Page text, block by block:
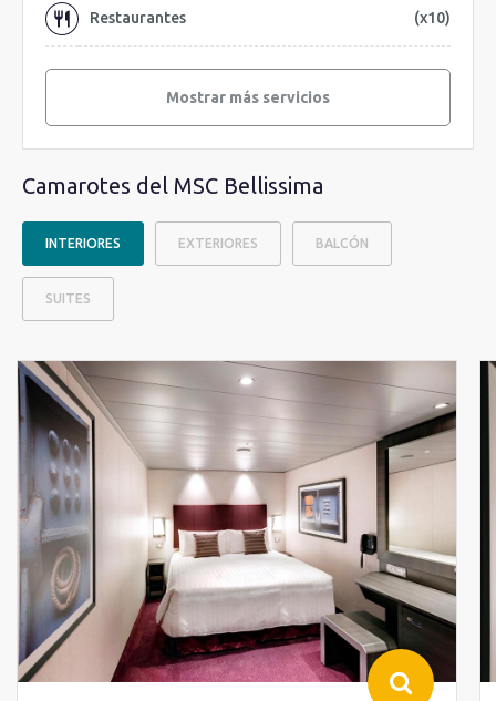
Restaurantes (x10)
Mostrar más servicios
Camarotes del MSC Bellissima
INTERIORES EXTERIORES BALCÓN
SUITES